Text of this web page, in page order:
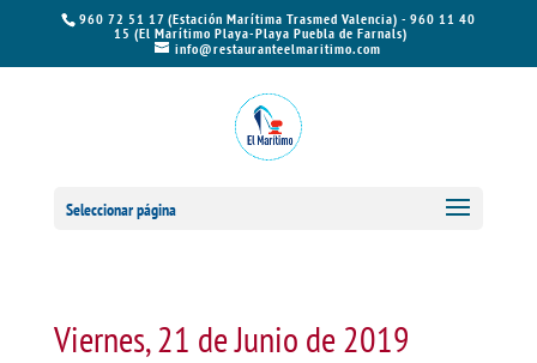
960 72 51 17 (Estación Marítima Trasmed Valencia) - 960 11 40
15 (El Marítimo Playa-Playa Puebla de Farnals)
info@restauranteelmaritimo.com
Seleccionar página
Viernes, 21 de Junio de 2019